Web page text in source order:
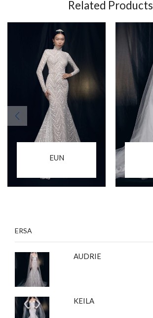
Related Products
EUN
ERSA
AUDRIE
KEILA